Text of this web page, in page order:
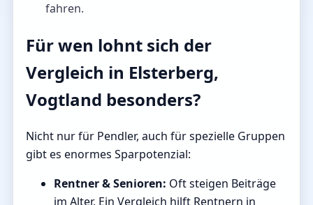
fahren.
Für wen lohnt sich der
Vergleich in Elsterberg,
Vogtland besonders?
Nicht nur für Pendler, auch für spezielle Gruppen
gibt es enormes Sparpotenzial:
Rentner & Senioren: Oft steigen Beiträge
im Alter. Ein Vergleich hilft Rentnern in